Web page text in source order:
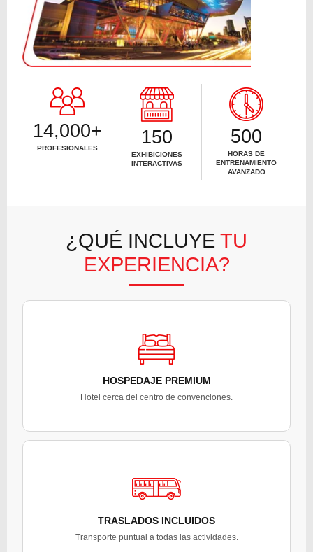
14,000+
PROFESIONALES
150
EXHIBICIONES
INTERACTIVAS
500
HORAS DE
ENTRENAMIENTO
AVANZADO
¿QUÉ INCLUYE TU
EXPERIENCIA?
HOSPEDAJE PREMIUM
Hotel cerca del centro de convenciones.
TRASLADOS INCLUIDOS
Transporte puntual a todas las actividades.